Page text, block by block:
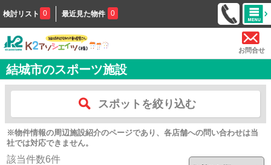
検討リスト 0 最近見た物件 0
お問合せ
結城市のスポーツ施設
スポットを絞り込む
※物件情報の周辺施設紹介のページであり、各店舗への問い合わせは当
社では対応できません。
該当件数6件